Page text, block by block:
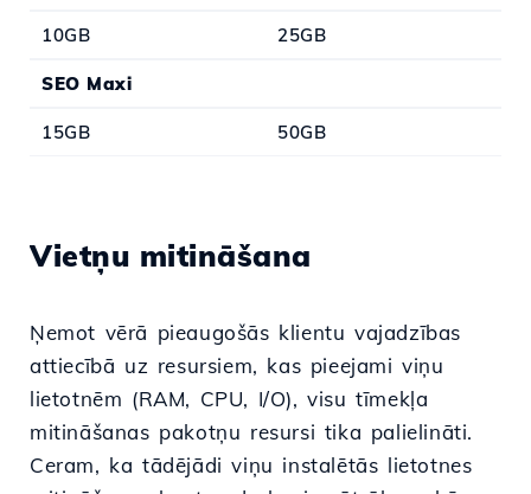
10GB 25GB
SEO Maxi
15GB 50GB
Vietņu mitināšana
Ņemot vērā pieaugošās klientu vajadzības
attiecībā uz resursiem, kas pieejami viņu
lietotnēm (RAM, CPU, I/O), visu tīmekļa
mitināšanas pakotņu resursi tika palielināti.
Ceram, ka tādējādi viņu instalētās lietotnes